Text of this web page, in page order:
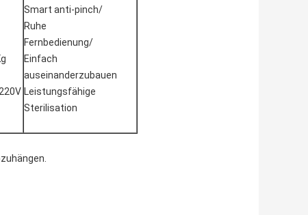
Smart anti-pinch/
Ruhe
Fernbedienung/
Einfach
auseinanderzubauen
Leistungsfähige
Sterilisation